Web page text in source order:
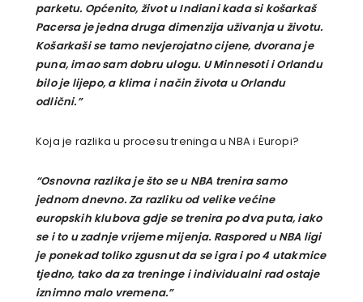
parketu. Općenito, život u Indiani kada si košarkaš
Pacersa je jedna druga dimenzija uživanja u životu.
Košarkaši se tamo nevjerojatno cijene, dvorana je
puna, imao sam dobru ulogu. U Minnesoti i Orlandu
bilo je lijepo, a klima i način života u Orlandu
odlični.”
Koja je razlika u procesu treninga u NBA i Europi?
“Osnovna razlika je što se u NBA trenira samo
jednom dnevno. Za razliku od velike većine
europskih klubova gdje se trenira po dva puta, iako
se i to u zadnje vrijeme mijenja. Raspored u NBA ligi
je ponekad toliko zgusnut da se igra i po 4 utakmice
tjedno, tako da za treninge i individualni rad ostaje
iznimno malo vremena.”